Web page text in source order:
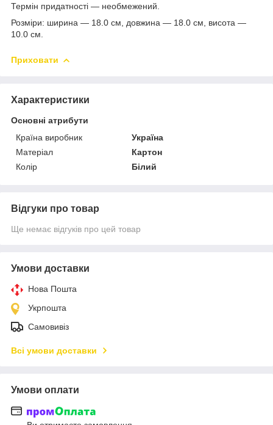
Термін придатності — необмежений.
Розміри: ширина — 18.0 см, довжина — 18.0 см, висота —
10.0 см.
Приховати
Характеристики
Основні атрибути
Країна виробник
Україна
Матеріал
Картон
Колір
Білий
Відгуки про товар
Ще немає відгуків про цей товар
Умови доставки
Нова Пошта
Укрпошта
Самовивіз
Всі умови доставки
Умови оплати